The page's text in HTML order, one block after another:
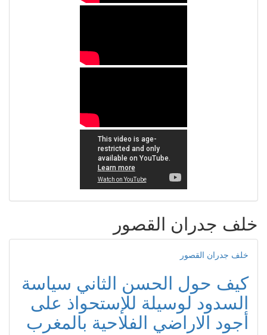
خلف جدران القصور
خلف جدران القصور
كيف حول الحسن الثاني سياسة
السدود لوسيلة للإستحواذ على
أجود الاراضي الفلاحية بالمغرب